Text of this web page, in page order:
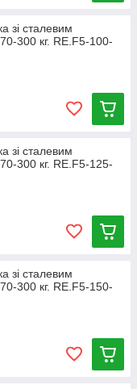
зі сталевим
300 кг. RE.F5-100-
зі сталевим
300 кг. RE.F5-125-
зі сталевим
300 кг. RE.F5-150-